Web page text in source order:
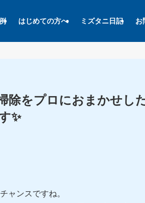
はじめての方へ ミズタニ日記 お
除をプロにおまかせし
✨
ャンスですね。